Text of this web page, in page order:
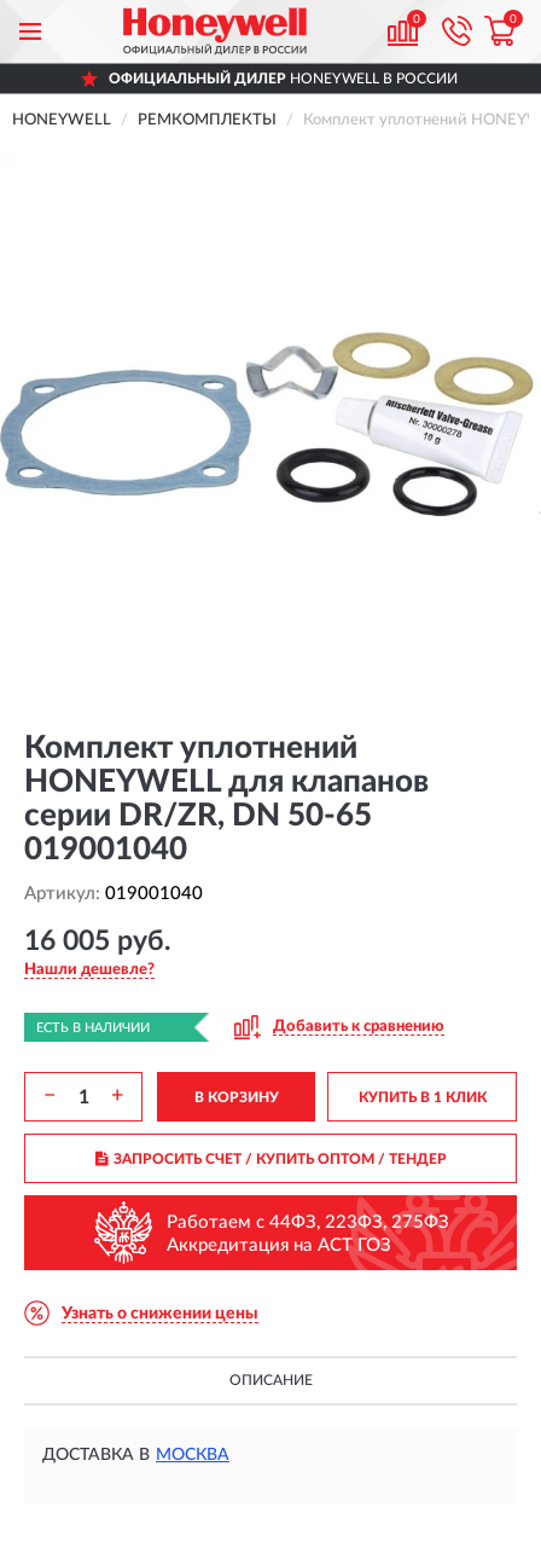
0 0
ОФИЦИАЛЬНЫЙ ДИЛЕР HONEYWELL В РОССИИ
HONEYWELL РЕМКОМПЛЕКТЫ Комплект уплотнений
Комплект уплотнений
HONEYWELL для клапанов
серии DR/ZR, DN 50-65
019001040
Артикул: 019001040
16 005 руб.
Нашли дешевле?
ЕСТЬ В НАЛИЧИИ Добавить к сравнению
− + В КОРЗИНУ КУПИТЬ В 1 КЛИК
ЗАПРОСИТЬ СЧЕТ / КУПИТЬ ОПТОМ/ ТЕНДЕР
Работаем с 44ФЗ, 223ФЗ, 275ФЗ
Аккредитация на АСТ ГОЗ
Узнать о снижении цены
ОПИСАНИЕ
ДОСТАВКА В МОСКВА